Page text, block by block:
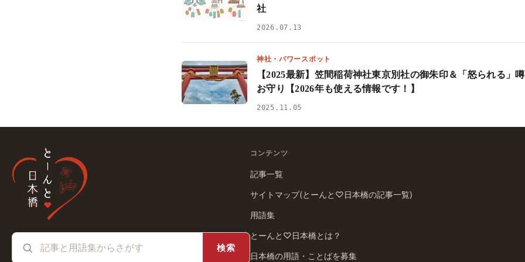
社
2026.07.13
神社・パワースポット
【2025最新】笠間稲荷神社東京別社の御朱印＆「怒られる」
お守り【2026年も使える情報です！】
2025.11.05
検索
コンテンツ
記事一覧
サイトマップ(とーんと♡日本橋の記事一覧)
用語集
とーんと♡日本橋とは？
日本橋の用語・ことばを募集